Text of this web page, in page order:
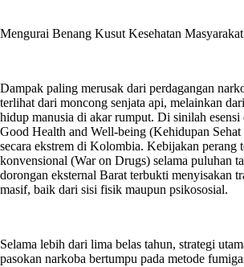
Mengurai Benang Kusut Kesehatan
Dampak paling merusak dari perdagangan
terlihat dari moncong senjata api, melainkan
hidup manusia di akar rumput. Di sinilah
Good Health and Well-being (Kehidupan Sehat
secara ekstrem di Kolombia. Kebijakan perang
konvensional (War on Drugs) selama puluhan
dorongan eksternal Barat terbukti menyisakan
masif, baik dari sisi fisik maupun psikososial.
Selama lebih dari lima belas tahun, strategi
pasokan narkoba bertumpu pada metode